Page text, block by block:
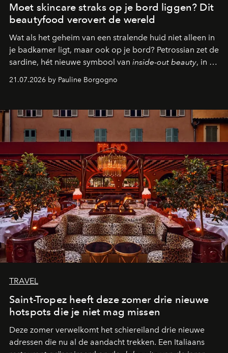
Moet skincare straks op je bord liggen? Dit
beautyfood verovert de wereld
Wat als het geheim van een stralende huid niet alleen in
je badkamer ligt, maar ook op je bord? Petrossian zet de
sardine, hét nieuwe symbool van inside-out beauty, in de
21.07.2026 by Pauline Borgogno
TRAVEL
Saint-Tropez heeft deze zomer drie nieuwe
hotspots die je niet mag missen
Deze zomer verwelkomt het schiereiland drie nieuwe
adressen die nu al de aandacht trekken. Een Italiaans